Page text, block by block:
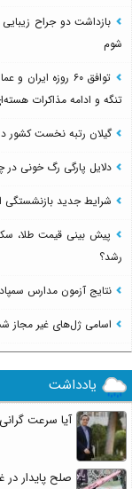
شوم
توافق ۶۰ روزه
تنگه و ادامه مذاکرات
گیلان رتبه نخست کشور
دلایل پارگی رگ خونی
شرایط جدید بازنشستگی
رشد؟
نتایج آزمون مدارس سمپاد
اسامی ژل‌های غیر
یادداشت
آیا سرعت
صلح پایدار